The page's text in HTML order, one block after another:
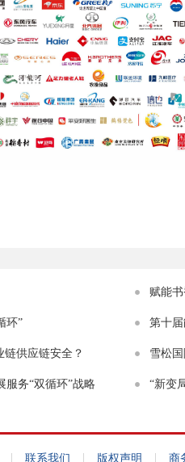
赋能
环” 第十
链供应链安全？ 雪松
事
服务“双循环”战略 “新变
| 联系我们 | 版权声明 | 商